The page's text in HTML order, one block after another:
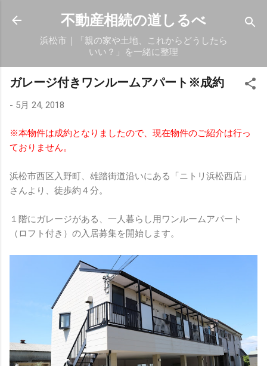
スキップしてメイン コンテンツに移動
不動産相続の道しるべ
浜松市｜「親の家や土地、これからどうしたら
いい？」を一緒に整理
ガレージ付きワンルームアパート※成約
- 5月 24, 2018
※本物件は成約となりましたので、現在物件のご紹介は行っ
ておりません。
浜松市西区入野町、雄踏街道沿いにある「ニトリ浜松西店」
さんより、徒歩約４分。
１階にガレージがある、一人暮らし用ワンルームアパート
（ロフト付き）の入居募集を開始します。